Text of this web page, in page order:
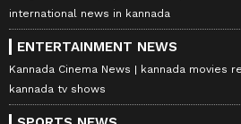
international news in kannada
ENTERTAINMENT NEWS
Kannada Cinema News kannada movies
kannada tv shows